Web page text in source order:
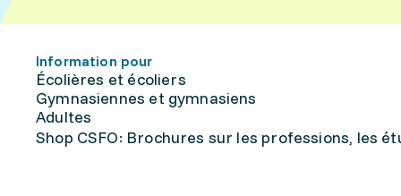
Information pour
Écolières et écoliers
Gymnasiennes et gymnasiens
Adultes
Shop CSFO: Brochures sur les professions, les